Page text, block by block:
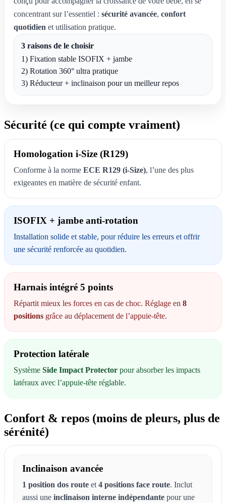
concentrant sur l’essentiel : sécurité avancée, confort
quotidien et utilisation pratique.
3 raisons de le choisir
1) Fixation stable ISOFIX + jambe
2) Rotation 360° ultra pratique
3) Réducteur + inclinaison pour un meilleur repos
Sécurité (ce qui compte vraiment)
Homologation i-Size (R129)
Conforme à la norme ECE R129 (i-Size), l’une des plus
exigeantes en matière de sécurité enfant.
ISOFIX + jambe anti-rotation
Installation solide et stable, pour réduire les erreurs et offrir
une sécurité renforcée au quotidien.
Harnais intégré 5 points
Répartit mieux les forces en cas de choc. Réglage en 8
positions grâce au déplacement de l’appuie-tête.
Protection latérale
Système Side Impact Protector pour absorber les impacts
latéraux avec l’appuie-tête réglable.
Confort & repos (moins de pleurs, plus de
sérénité)
Inclinaison avancée
1 position dos route et 4 positions face route. Inclut
aussi une inclinaison interne indépendante pour une